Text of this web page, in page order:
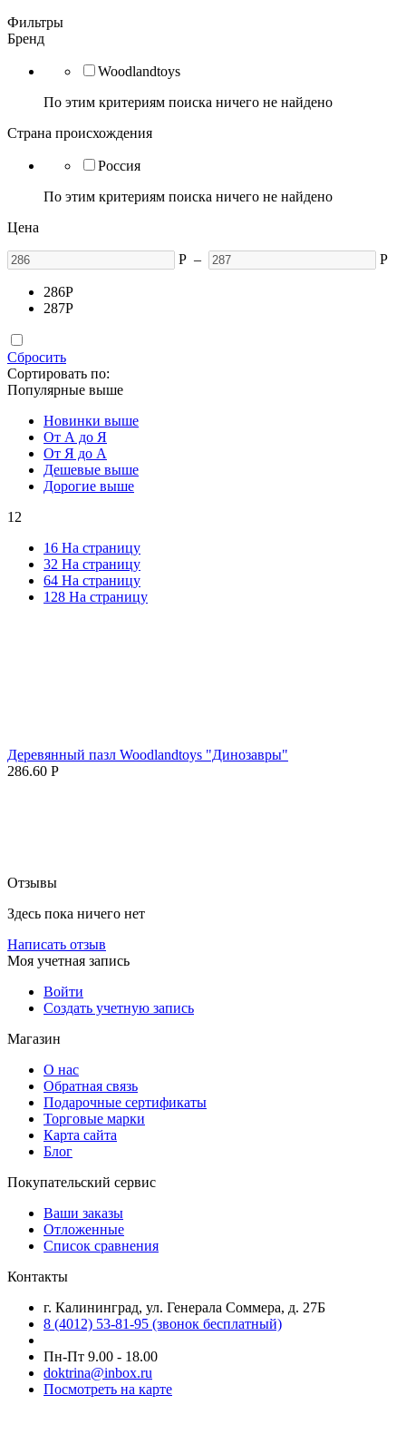
Фильтры
Бренд
Woodlandtoys
По этим критериям поиска ничего не найдено
Страна происхождения
Россия
По этим критериям поиска ничего не найдено
Цена
Р – Р
286Р
287Р
Сбросить
Сортировать по:
Популярные выше
Новинки выше
От А до Я
От Я до А
Дешевые выше
Дорогие выше
12
16 На страницу
32 На страницу
64 На страницу
128 На страницу
Деревянный пазл Woodlandtoys "Динозавры"
286.60 Р
Отзывы
Здесь пока ничего нет
Написать отзыв
Моя учетная запись
Войти
Создать учетную запись
Магазин
О нас
Обратная связь
Подарочные сертификаты
Торговые марки
Карта сайта
Блог
Покупательский сервис
Ваши заказы
Отложенные
Список сравнения
Контакты
г. Калининград, ул. Генерала Соммера, д. 27Б
8 (4012) 53-81-95 (звонок бесплатный)
Пн-Пт 9.00 - 18.00
doktrina@inbox.ru
Посмотреть на карте